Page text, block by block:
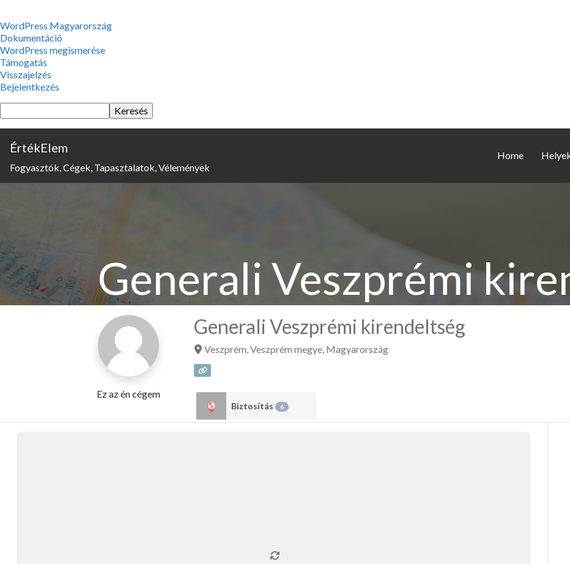
WordPress,
a
csodás
WordPress Magyarország
Dokumentáció
WordPress megismerése
Támogatás
Visszajelzés
Bejelentkezés
Keresés
ÉrtékElem
Fogyasztók, Cégek, Tapasztalatok, Vélemények
Home
Generali Veszprémi
Ez az én cégem
Generali Veszprémi kirendeltség
Veszprém,Veszprém megye, Magyarország
Biztosítás 6